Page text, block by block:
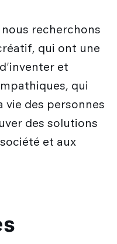
recherchons
qui ont une
et
qui
des personnes
des solutions
et aux